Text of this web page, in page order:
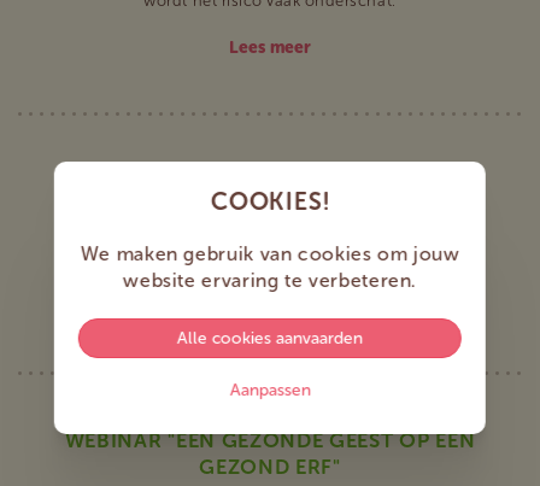
Lees meer
GEGAAN!
GEPOST OP 19/03/2026
WEBINAR "EEN GEZONDE GEEST OP EEN
GEZOND ERF"
COOKIES!
We maken gebruik van cookies om jouw
website ervaring te verbeteren.
Alle cookies aanvaarden
Aanpassen